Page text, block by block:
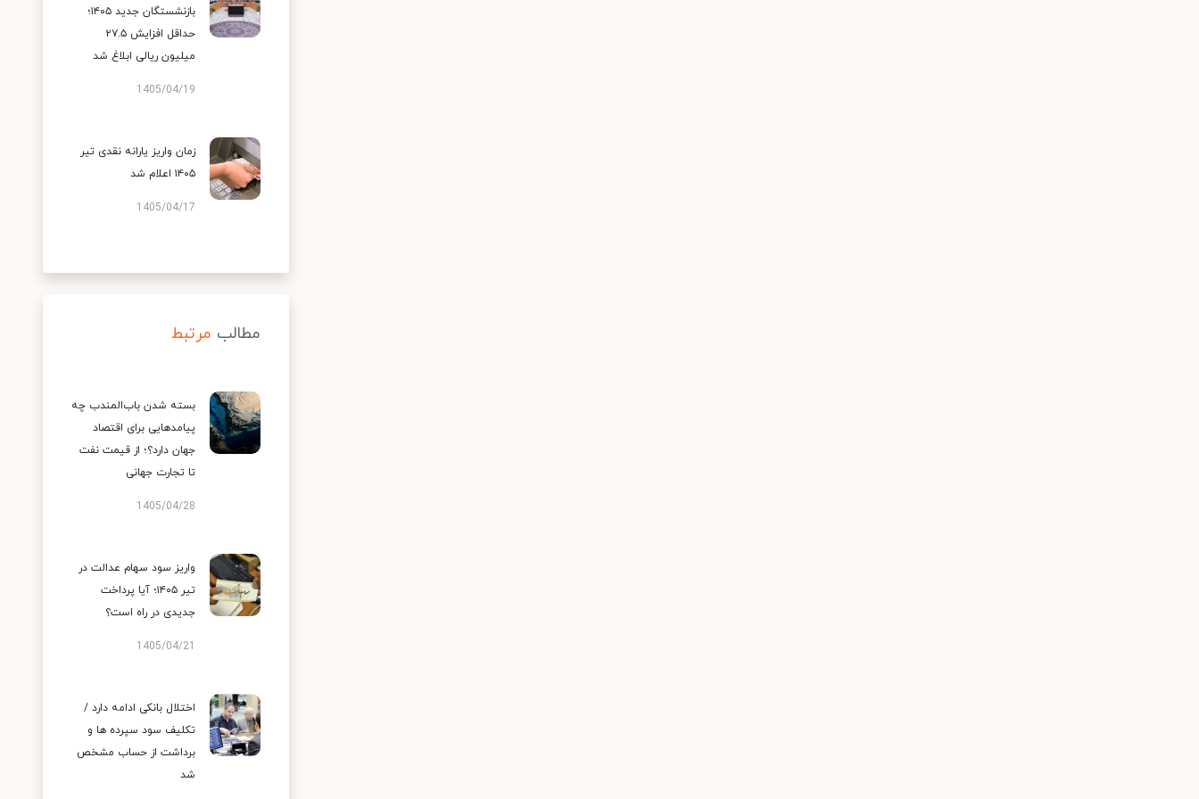
بازنشستگان جدید ۱۴۰۵؛
حداقل افزایش ۲۷.۵
میلیون ریالی ابلاغ شد
1405/04/19
زمان واریز یارانه نقدی تیر
۱۴۰۵ اعلام شد
1405/04/17
مطالب مرتبط
بسته شدن باب‌المندب چه
پیامدهایی برای اقتصاد
جهان دارد؟؛ از قیمت نفت
تا تجارت جهانی
1405/04/28
واریز سود سهام عدالت در
تیر ۱۴۰۵؛ آیا پرداخت
جدیدی در راه است؟
1405/04/21
اختلال بانکی ادامه دارد /
تکلیف سود سپرده ها و
برداشت از حساب مشخص
شد